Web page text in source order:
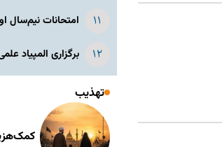
امتحانات نیم‌سال اول
برگزاری المپیاد
تهذیب